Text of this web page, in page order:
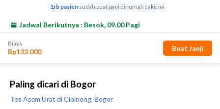
Paling dicari di Bogor
Tes Asam Urat di Cibinong, Bogor